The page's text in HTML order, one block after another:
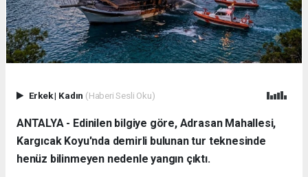
Erkek| Kadın (Haberi Sesli Oku)
ANTALYA - Edinilen bilgiye göre, Adrasan Mahallesi,
Kargıcak Koyu'nda demirli bulunan tur teknesinde
henüz bilinmeyen nedenle yangın çıktı.